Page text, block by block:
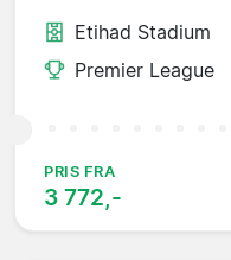
Etihad Stadium
Premier League
PRIS FRA
3 772,-